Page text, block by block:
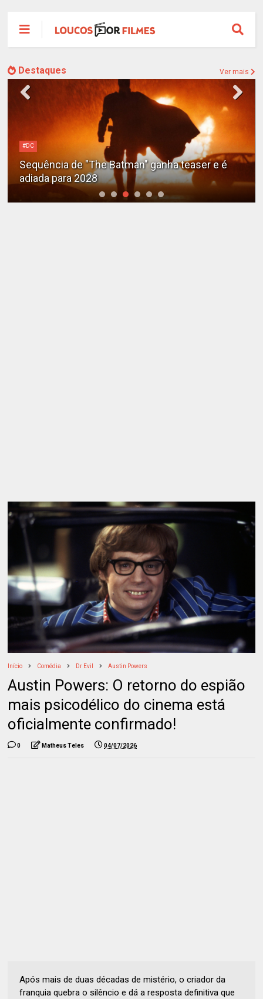
Destaques Ver mais
Alejandro G. Iñárritu
Tom Cruise surge totalmente irreconhecível e
calvo no trailer caótico de 'Digger'
Início Comédia Dr Evil Austin Powers
Austin Powers: O retorno do espião
mais psicodélico do cinema está
oficialmente confirmado!
0 Matheus Teles 04/07/2026
Após mais de duas décadas de mistério, o criador da
franquia quebra o silêncio e dá a resposta definitiva que